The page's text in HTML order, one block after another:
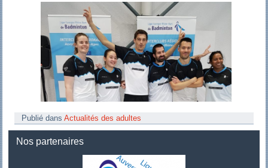
Publié dans Actualités des adultes
Nos partenaires